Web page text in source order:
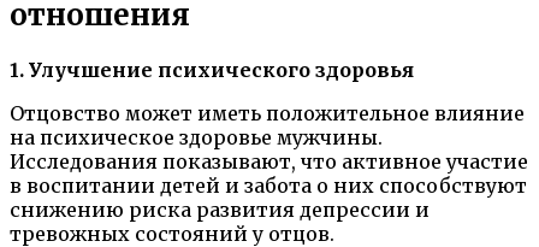
отношения
1. Улучшение психического здоровья
Отцовство может иметь положительное влияние
на психическое здоровье мужчины.
Исследования показывают, что активное участие
в воспитании детей и забота о них способствуют
снижению риска развития депрессии и
тревожных состояний у отцов.